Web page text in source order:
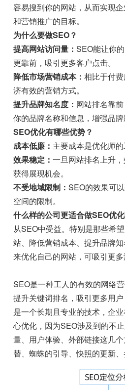
容易搜到你的网站，从而实现
和营销推广的目标。
为什么要做SEO？
提高网站访问量：SEO能让你
更靠前，吸引更多客户点击。
降低市场营销成本：相比于付
济有效的营销方式。
提升品牌知名度： 网站排名靠
你的品牌名称和信息，增强品牌
SEO优化有哪些优势？
成本低廉： 主要成本是优化师的
效果稳定：一旦网站排名上升
获得展现机会。
不受地域限制：SEO的效果可
空间的限制。
什么样的公司更适合做SEO优
从SEO中受益。特别是那些希
站、降低营销成本、提升品牌
来优化自己的网站，可吸引更多
SEO是一种工人的有效的网络
提升关键词排名，吸引更多用
是一个长期且专业的技术，企
心优化，因为SEO涉及到的不
量、用户体验、外部链接这几
替、蜘蛛的引导、快照的更新、